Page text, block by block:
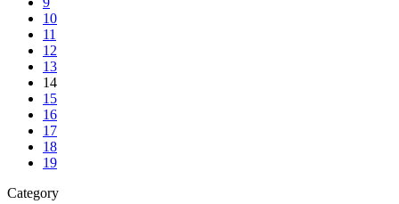
10
11
12
13
14
15
16
17
18
19
Category